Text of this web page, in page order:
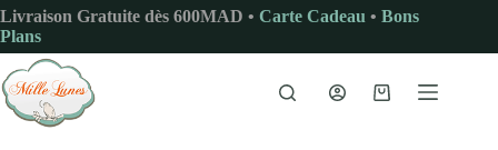
Passer
au
contenu
Livraison Gratuite dès 600MAD • Carte Cadeau • Bons
Plans
Panier